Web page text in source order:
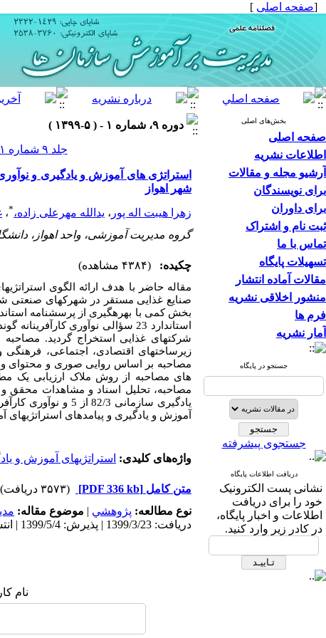
[صفحه اصلی ]
بخش‌های اصلی
صفحه اصلی
اطلاعات نشریه
آرشیو مجله و مقالات
برای نویسندگان
برای داوران
ثبت نام و اشتراک
تماس با ما
تسهیلات پایگاه
مقالات آماده انتشار
منشور اخلاقی نشریه
فرم ها
آمار نشریه
جستجو در پایگاه
جستجوی پیشرفته
دریافت اطلاعات پایگاه
نشانی پست الکترونیک
خود را برای دریافت
اطلاعات و اخبار پایگاه،
در کادر زیر وارد کنید.
دوره ۹، شماره ۱ - ( ۵-۱۳۹۹ )
جلد ۹ شماره ۱ صفحات ۲۵۷-۲۲۱
استراتژی های آموزش و یادگیری و
شهر اهواز
زهرا هیبت اله پور ، یدالله مهرعلی زاده،*،
گروه مدیریت آموزشی، واحد اهواز،
چکیده: (۴۳۸۴ مشاهده)
مقاله حاضر با هدف ارائه الگوی
صنایع غذایی مستقر در شهرک­های صنعتی
بخش کمی با بهره­گیری از پرسشنامه
استاندارد 23 سؤالی نوآوری کارآفرینانه گوندای و همکاران (2011)
شرکت‏های غذایی استخراج گردید. مصاحبه
زیرساخت­های اقتصادی، اجتماعی، فرهنگی
های مصاحبه از روش ملاک ارزیابی یک
آموزش و یادگیری و پیامدهای
واژه‌های کلیدی: استراتژی­های آموزش و
متن کامل [PDF 336 kb]
(۳۵۷۳ دریافت)
نوع مطالعه: پژوهشي | موضوع مقاله:
دریافت: 1399/3/23 | پذیرش: 1399/5/4 | انتشار: 1399/5/26
نام